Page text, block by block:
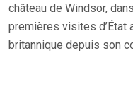
château de Windsor,
premières visites d’État
britannique depuis son